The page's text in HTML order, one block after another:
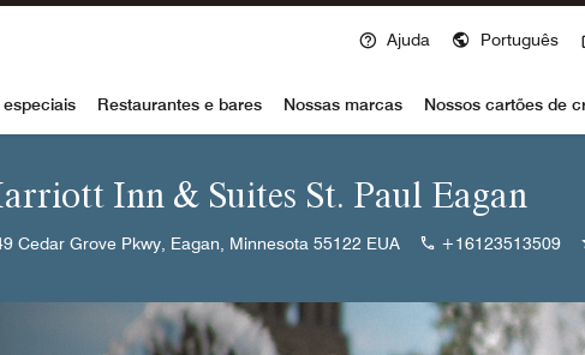
Ajuda Português
Restaurantes e bares Nossas marcas Nossos cartões de
Inn & Suites St. Paul Eagan
Cedar Grove Pkwy, Eagan, Minnesota 55122 EUA +16123513509